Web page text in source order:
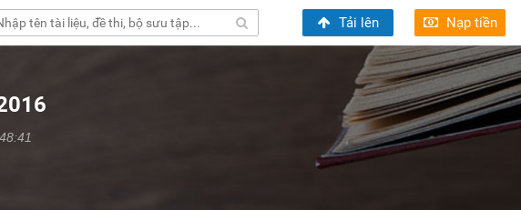
Tải lên Nạp tiền